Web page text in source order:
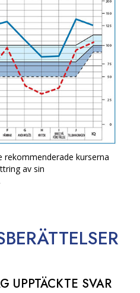
rekommenderade kurserna
av sin
UPPTÄCKTE SVAR